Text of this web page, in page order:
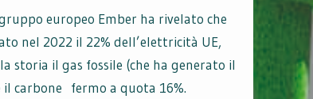
europeo Ember ha rivelato che
nel 2022 il 22% dell’elettricità UE,
storia il gas fossile (che ha generato il
il carbone fermo a quota 16%.